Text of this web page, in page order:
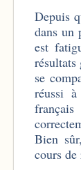
Depuis
dans un
est
se
réussi
Bien
cours